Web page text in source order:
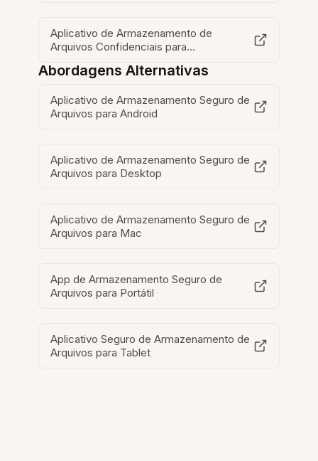
Aplicativo de Armazenamento de
Arquivos Confidenciais para
Abordagens Alternativas
Aplicativo de Armazenamento Seguro de
Arquivos para Android
Aplicativo de Armazenamento Seguro de
Arquivos para Desktop
Aplicativo de Armazenamento Seguro de
Arquivos para Mac
App de Armazenamento Seguro de
Arquivos para Portátil
Aplicativo Seguro de Armazenamento de
Arquivos para Tablet